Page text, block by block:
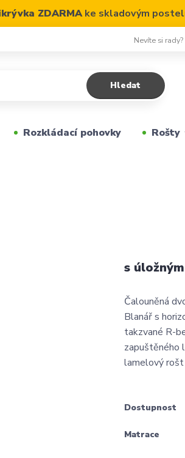
ZDARMAke skladovým
Hledat
Nevíte si
Rozkládací pohovky Rošty
s
Čalouněná
Blanář s
takzvané R-
zapuštěného
lamelový rošt
Dostupnost
Matrace